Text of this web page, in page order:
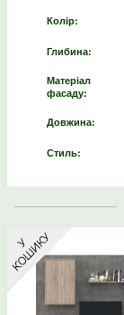
Колір:
Глибина:
Матеріал
фасаду:
Довжина:
Стиль: